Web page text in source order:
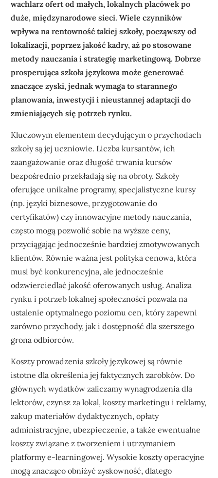
wachlarz ofert od małych, lokalnych placówek po
duże, międzynarodowe sieci. Wiele czynników
wpływa na rentowność takiej szkoły, począwszy od
lokalizacji, poprzez jakość kadry, aż po stosowane
metody nauczania i strategię marketingową. Dobrze
prosperująca szkoła językowa może generować
znaczące zyski, jednak wymaga to starannego
planowania, inwestycji i nieustannej adaptacji do
zmieniających się potrzeb rynku.
Kluczowym elementem decydującym o przychodach
szkoły są jej uczniowie. Liczba kursantów, ich
zaangażowanie oraz długość trwania kursów
bezpośrednio przekładają się na obroty. Szkoły
oferujące unikalne programy, specjalistyczne kursy
(np. języki biznesowe, przygotowanie do
certyfikatów) czy innowacyjne metody nauczania,
często mogą pozwolić sobie na wyższe ceny,
przyciągając jednocześnie bardziej zmotywowanych
klientów. Równie ważna jest polityka cenowa, która
musi być konkurencyjna, ale jednocześnie
odzwierciedlać jakość oferowanych usług. Analiza
rynku i potrzeb lokalnej społeczności pozwala na
ustalenie optymalnego poziomu cen, który zapewni
zarówno przychody, jak i dostępność dla szerszego
grona odbiorców.
Koszty prowadzenia szkoły językowej są równie
istotne dla określenia jej faktycznych zarobków. Do
głównych wydatków zaliczamy wynagrodzenia dla
lektorów, czynsz za lokal, koszty marketingu i reklamy,
zakup materiałów dydaktycznych, opłaty
administracyjne, ubezpieczenie, a także ewentualne
koszty związane z tworzeniem i utrzymaniem
platformy e-learningowej. Wysokie koszty operacyjne
mogą znacząco obniżyć zyskowność, dlatego